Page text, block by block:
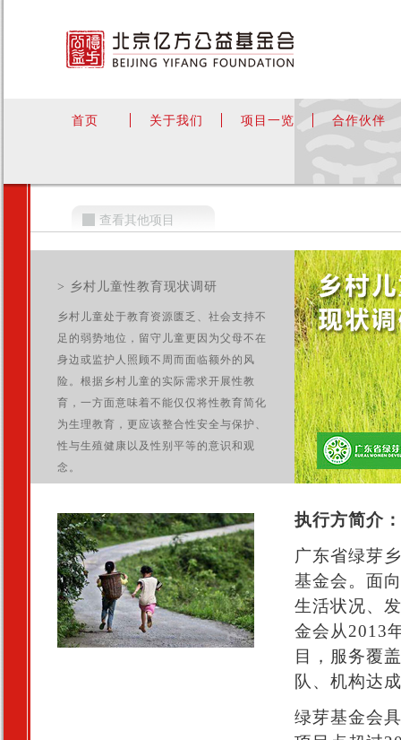
首页 关于我们 项目一览 合作伙伴
查看其他项目
> 乡村儿童性教育现状调研
乡村儿童处于教育资源匮乏、社会支持不
足的弱势地位，留守儿童更因为父母不在
身边或监护人照顾不周而面临额外的风
险。根据乡村儿童的实际需求开展性教
育，一方面意味着不能仅仅将性教育简化
为生理教育，更应该整合性安全与保护、
性与生殖健康以及性别平等的意识和观
念。
执行方简介：
广东省绿芽
基金会。面
生活状况、
金会从2013
目，服务覆
队、机构达
绿芽基金会